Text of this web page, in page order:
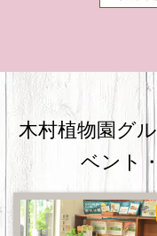
木村植物園グ
ベント